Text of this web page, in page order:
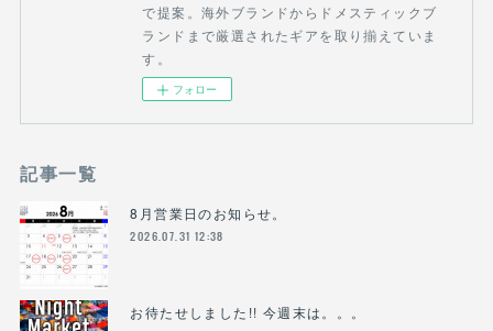
で提案。海外ブランドからドメスティックブ
ランドまで厳選されたギアを取り揃えていま
す。
フォロー
記事一覧
8月営業日のお知らせ。
2026.07.31 12:38
お待たせしました!! 今週末は。。。